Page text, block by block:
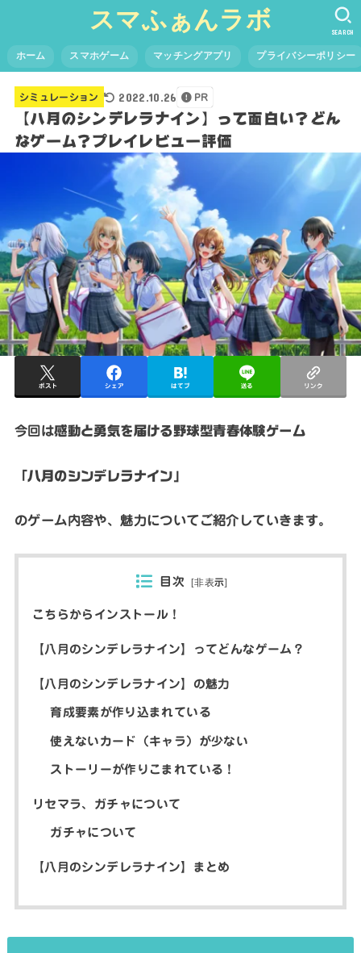
スマふぁんラボ
ホーム スマホゲーム マッチングアプリ プライバシーポリシー
SEARCH
シミュレーション 2022.10.26 PR
【八月のシンデレラナイン】って面白い？どん
なゲーム？プレイレビュー評価
ポスト シェア はてブ 送る リンク
今回は感動と勇気を届ける野球型青春体験ゲーム
「八月のシンデレラナイン」
のゲーム内容や、魅力についてご紹介していきます。
目次 [非表示]
こちらからインストール！
【八月のシンデレラナイン】ってどんなゲーム？
【八月のシンデレラナイン】の魅力
育成要素が作り込まれている
使えないカード（キャラ）が少ない
ストーリーが作りこまれている！
リセマラ、ガチャについて
ガチャについて
【八月のシンデレラナイン】まとめ